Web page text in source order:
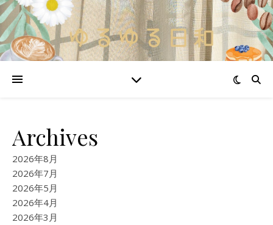
Archives
2026年8月
2026年7月
2026年5月
2026年4月
2026年3月